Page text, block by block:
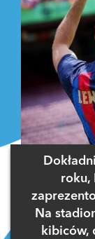
roku,
Na
kibiców,